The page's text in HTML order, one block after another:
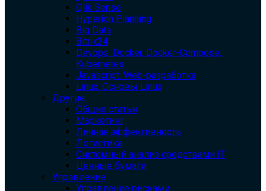
Qlik Sense
Hyperion Planning
Big Data
Bitrix24
Devops. Docker. Docker-Compose.
Kubernetes
Javascript. Web-разработка
Linux. Основы Linux
Другие
Общие статьи
Маркетинг
Личная эффективность
Логистика
Системный анализ средствами IT
Ценные бумаги
Управление
Управление рисками